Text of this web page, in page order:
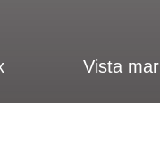
Vista mar